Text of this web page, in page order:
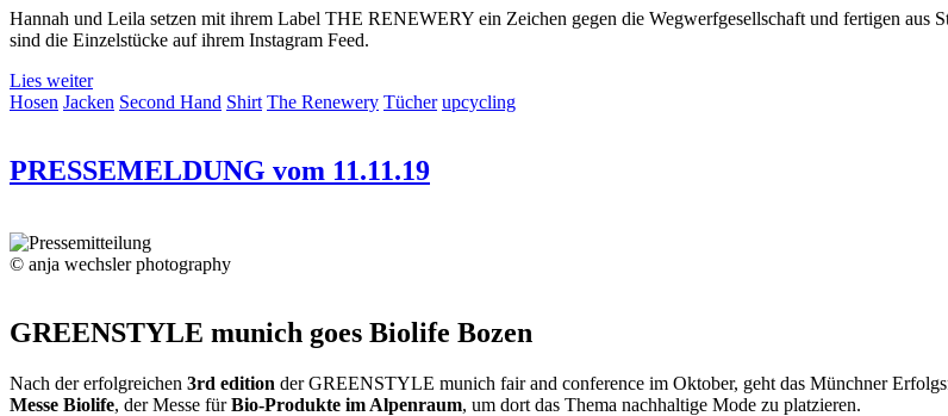
Hannah und Leila setzen mit ihrem Label THE RENEWERY ein Zeichen gegen die Wegwerfgesellschaft und fertigen aus
sind die Einzelstücke auf ihrem Instagram Feed.
Lies weiter
Hosen Jacken Second Hand Shirt The Renewery Tücher upcycling
PRESSEMELDUNG vom 11.11.19
© anja wechsler photography
GREENSTYLE munich goes Biolife Bozen
Nach der erfolgreichen 3rd edition der GREENSTYLE munich fair and conference im Oktober, geht das Münchner
Messe Biolife, der Messe fürBio-Produkte im Alpenraum, um dort das Thema nachhaltige Mode zu platzieren.